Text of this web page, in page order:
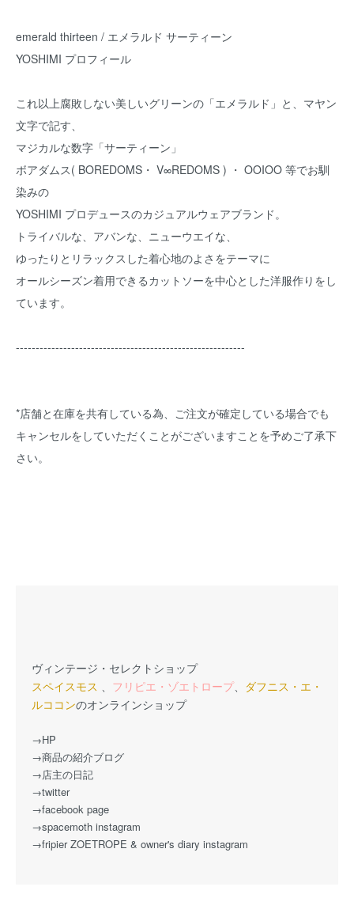
emerald thirteen / エメラルド サーティーン
YOSHIMI プロフィール
これ以上腐敗しない美しいグリーンの「エメラルド」と、マヤン
文字で記す、
マジカルな数字「サーティーン」
ボアダムス( BOREDOMS・ V∞REDOMS ) ・ OOIOO 等でお馴
染みの
YOSHIMI プロデュースのカジュアルウェアブランド。
トライバルな、アバンな、ニューウエイな、
ゆったりとリラックスした着心地のよさをテーマに
オールシーズン着用できるカットソーを中心とした洋服作りをし
ています。
----------------------------------------------------------
*店舗と在庫を共有している為、ご注文が確定している場合でも
キャンセルをしていただくことがございますことを予めご了承下
さい。
ヴィンテージ・セレクトショップ
スペイスモス 、 フリピエ・ゾエトロープ、 ダフニス・エ・
ルココンのオンラインショップ
→HP
→商品の紹介ブログ
→店主の日記
→twitter
→facebook page
→spacemoth instagram
→fripier ZOETROPE & owner's diary instagram